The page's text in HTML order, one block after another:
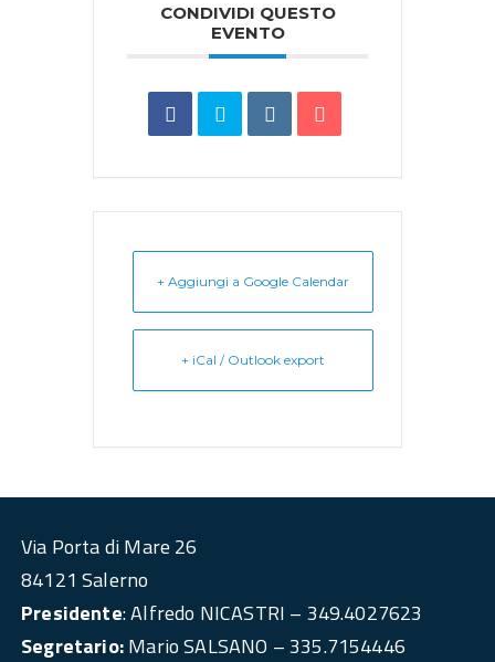
CONDIVIDI QUESTO
EVENTO
+ Aggiungi a Google Calendar
+ iCal / Outlook export
Via Porta di Mare 26
84121 Salerno
Presidente: Alfredo NICASTRI – 349.4027623
Segretario:Mario SALSANO – 335.7154446